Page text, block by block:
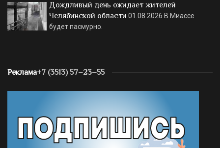
Дождливый день ожидает жителей
Челябинской области 01.08.2026 В Миассе
будет пасмурно.
Реклама+7 (3513) 57–23–55